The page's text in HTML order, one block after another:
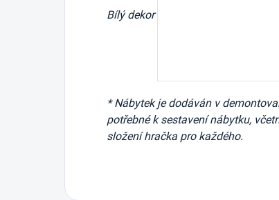
Bílý dekor
* Nábytek je dodáván v
potřebné k sestavení nábytku,
složení hračka pro každého.